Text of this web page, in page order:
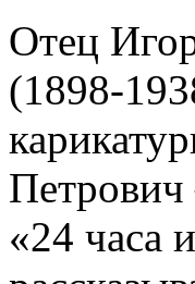
Отец
(1898-
Петрович
«24 часа